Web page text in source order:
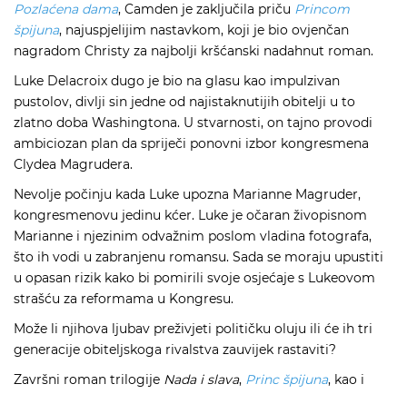
Pozlaćena dama, Camden je zaključila priču Princom
špijuna, najuspjelijim nastavkom, koji je bio ovjenčan
nagradom Christy za najbolji kršćanski nadahnut roman.
Luke Delacroix dugo je bio na glasu kao impulzivan
pustolov, divlji sin jedne od najistaknutijih obitelji u to
zlatno doba Washingtona. U stvarnosti, on tajno provodi
ambiciozan plan da spriječi ponovni izbor kongresmena
Clydea Magrudera.
Nevolje počinju kada Luke upozna Marianne Magruder,
kongresmenovu jedinu kćer. Luke je očaran živopisnom
Marianne i njezinim odvažnim poslom vladina fotografa,
što ih vodi u zabranjenu romansu. Sada se moraju upustiti
u opasan rizik kako bi pomirili svoje osjećaje s Lukeovom
strašću za reformama u Kongresu.
Može li njihova ljubav preživjeti političku oluju ili će ih tri
generacije obiteljskoga rivalstva zauvijek rastaviti?
Završni roman trilogije Nada i slava, Princ špijuna, kao i